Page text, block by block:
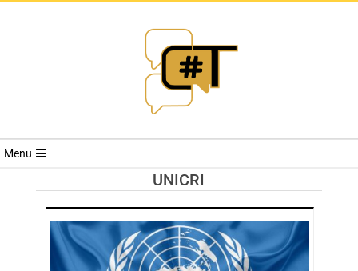
RIVISTA
TRENDS
Menu
UNICRI